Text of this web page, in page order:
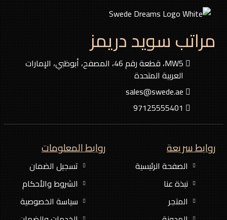
مراتب سويد دريمز
MW5، قطعة رقم 46، المصفح، أبوظبي، الإمارات
العربية المتحدة
sales@swede.ae
97125555401
روابط سريعة
الصفحة الرئيسية
نبذة عنا
المتجر
روابط المعلومات
تسجيل الضمان
الشروط والأحكام
سياسة الخصوصية